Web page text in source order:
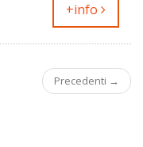
+info
Precedenti →